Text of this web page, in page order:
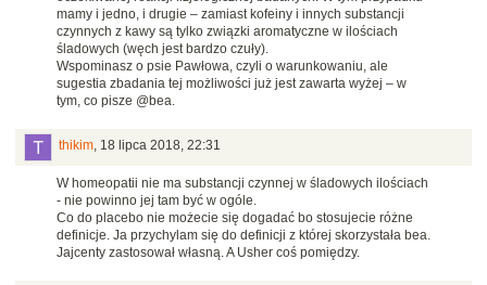
mamy i jedno, i drugie – zamiast kofeiny i innych substancji
czynnych z kawy są tylko związki aromatyczne w ilościach
śladowych (węch jest bardzo czuły).
Wspominasz o psie Pawłowa, czyli o warunkowaniu, ale
sugestia zbadania tej możliwości już jest zawarta wyżej – w
tym, co pisze @bea.
thikim, 18 lipca 2018, 22:31
W homeopatii nie ma substancji czynnej w śladowych ilościach
- nie powinno jej tam być w ogóle.
Co do placebo nie możecie się dogadać bo stosujecie różne
definicje. Ja przychylam się do definicji z której skorzystała bea.
Jajcenty zastosował własną. A Usher coś pomiędzy.